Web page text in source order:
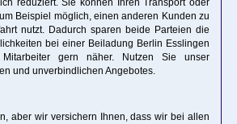
reduziert. Sie können Ihren Transport oder
Beispiel möglich, einen anderen Kunden zu
nutzt. Dadurch sparen beide Parteien die
bei einer Beiladung Berlin Esslingen
gern näher. Nutzen Sie unser
und unverbindlichen Angebotes.
aber wir versichern Ihnen, dass wir bei allen